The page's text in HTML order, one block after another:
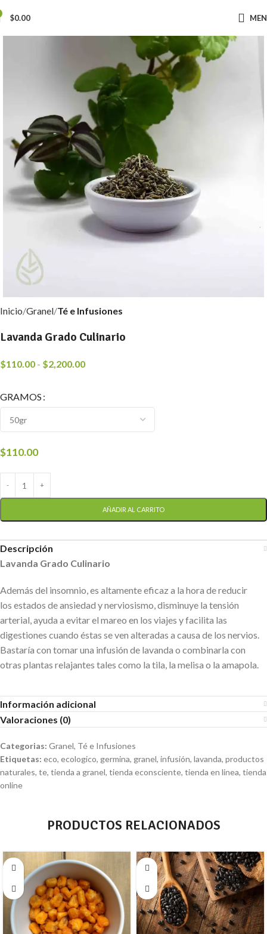
$0.00
Inicio Granel Té e Infusiones
Lavanda Grado Culinario
$110.00 - $2,200.00
GRAMOS
$110.00
AÑADIR AL CARRITO
Descripción
Lavanda Grado Culinario
Además del insomnio, es altamente eficaz a la hora de reducir
los estados de ansiedad y nerviosismo, disminuye la tensión
arterial, ayuda a evitar el mareo en los viajes y facilita las
digestiones cuando éstas se ven alteradas a causa de los nervios.
Bastaría con tomar una infusión de lavanda o combinarla con
otras plantas relajantes tales como la tila, la melisa o la amapola.
Información adicional
Valoraciones (0)
Categorias: Granel, Té e Infusiones
Etiquetas: eco, ecologico, germina, granel, infusión, lavanda, productos
naturales, te, tienda a granel, tienda econsciente, tienda en linea, tienda
online
PRODUCTOS RELACIONADOS